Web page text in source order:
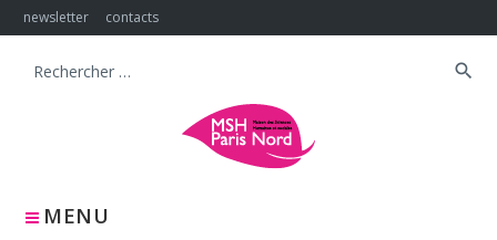
Skip
to
newsletter contacts
MENU
Search
search